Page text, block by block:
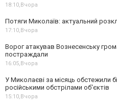
18:10,Вчора
Потяги Миколаїв: актуальний
17:10,Вчора
Ворог атакував Вознесенську
постраждали
16:05,Вчора
У Миколаєві за місяць обстежили
російськими обстрілами об'єктів
15:10,Вчора